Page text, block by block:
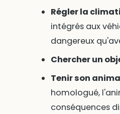
Régler la
intégrés aux
dangereux
Chercher un
Tenir son
homologué,
conséquences